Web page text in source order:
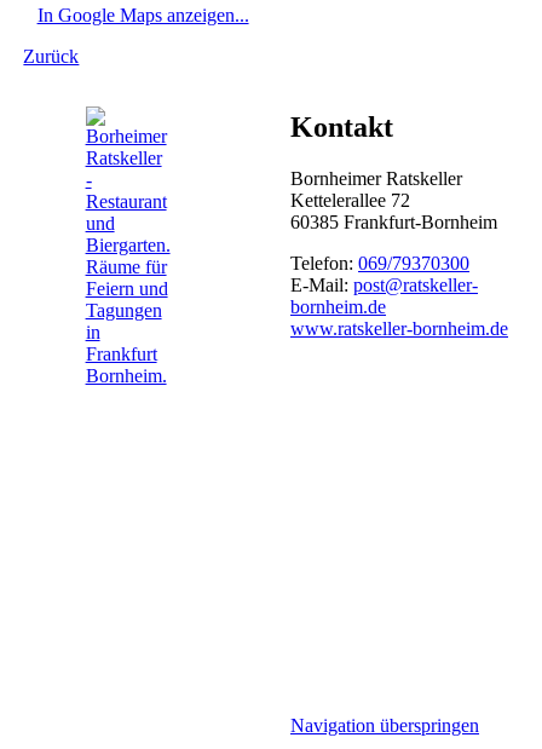
In Google Maps anzeigen...
Zurück
Kontakt
Bornheimer Ratskeller
Kettelerallee 72
60385 Frankfurt-Bornheim
Telefon:069/79370300
E-Mail:post@ratskeller-
bornheim.de
www.ratskeller-bornheim.de
Navigation überspringen